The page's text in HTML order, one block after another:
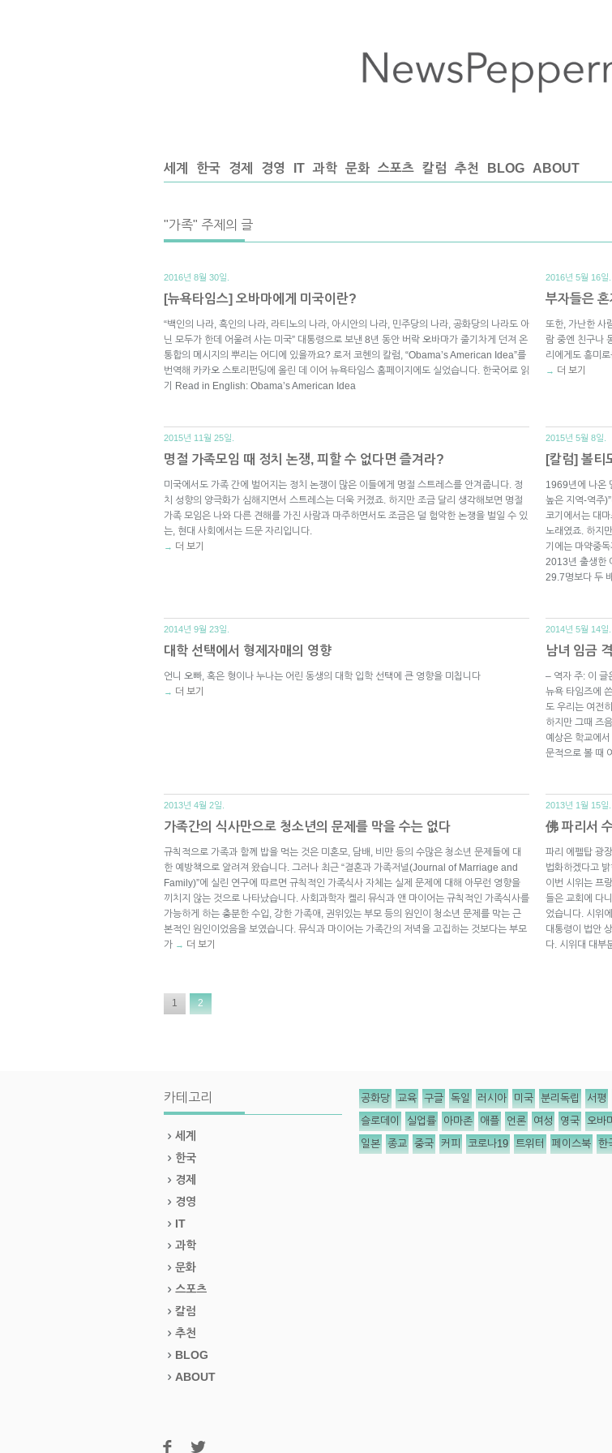
세계 한국 경제 경영 IT 과학 문화 스포츠 칼럼 추천 BLOG ABOUT
"가족" 주제의 글
2016년 8월 30일.
[뉴욕타임스] 오바마에게 미국이란?
“백인의 나라, 흑인의 나라, 라티노의 나라, 아시안의 나라, 민주당의 나라, 공화당의 나라도 아
닌 모두가 한데 어울려 사는 미국” 대통령으로 보낸 8년 동안 버락 오바마가 줄기차게 던져 온
통합의 메시지의 뿌리는 어디에 있을까요? 로저 코헨의 칼럼, “Obama’s American Idea”를
번역해 카카오 스토리펀딩에 올린 데 이어 뉴욕타임스 홈페이지에도 실었습니다. 한국어로 읽
기 Read in English: Obama’s American Idea
2016년 5월 16일.
부자들은
또한, 가난한 사
람 중엔 친구나
리에게도 흥미
→ 더 보기
2015년 11월 25일.
명절 가족모임 때 정치 논쟁, 피할 수 없다면 즐겨라?
미국에서도 가족 간에 벌어지는 정치 논쟁이 많은 이들에게 명절 스트레스를 안겨줍니다. 정
치 성향의 양극화가 심해지면서 스트레스는 더욱 커졌죠. 하지만 조금 달리 생각해보면 명절
가족 모임은 나와 다른 견해를 가진 사람과 마주하면서도 조금은 덜 험악한 논쟁을 벌일 수 있
는, 현대 사회에서는 드문 자리입니다.
→ 더 보기
2015년 5월 8일.
[칼럼] 볼티
1969년에 나온
높은 지역-역주
코기에서는 대
노래였죠. 하지
기에는 마약중
2013년 출생한
29.7명보다 두
2014년 9월 23일.
대학 선택에서 형제자매의 영향
언니 오빠, 혹은 형이나 누나는 어린 동생의 대학 입학 선택에 큰 영향을 미칩니다
→ 더 보기
2014년 5월 14일.
남녀 임금
– 역자 주: 이
뉴욕 타임즈에
도 우리는 여전
하지만 그때 즈
예상은 학교에
문적으로 볼 때
2013년 4월 2일.
가족간의 식사만으로 청소년의 문제를 막을 수는 없다
규칙적으로 가족과 함께 밥을 먹는 것은 미혼모, 담배, 비만 등의 수많은 청소년 문제들에 대
한 예방책으로 알려져 왔습니다. 그러나 최근 “결혼과 가족저널(Journal of Marriage and
Family)”에 실린 연구에 따르면 규칙적인 가족식사 자체는 실제 문제에 대해 아무런 영향을
끼치지 않는 것으로 나타났습니다. 사회과학자 켈리 뮤식과 앤 마이어는 규칙적인 가족식사를
가능하게 하는 충분한 수입, 강한 가족애, 권위있는 부모 등의 원인이 청소년 문제를 막는 근
본적인 원인이었음을 보였습니다. 뮤식과 마이어는 가족간의 저녁을 고집하는 것보다는 부모
가 → 더 보기
2013년 1월 15일.
佛 파리서
파리 에펠탑 광
법화하겠다고
이번 시위는 프
들은 교회에 다
었습니다. 시위
대통령이 법안
다. 시위대 대부
1 2
카테고리
세계
한국
경제
경영
IT
과학
문화
스포츠
칼럼
추천
BLOG
ABOUT
공화당 교육 구글 독일 러시아 미국 분리독립 서평
슬로데이 실업률 아마존 애플 언론 여성 영국 오바
일본 종교 중국 커피 코로나19 트위터 페이스북 한